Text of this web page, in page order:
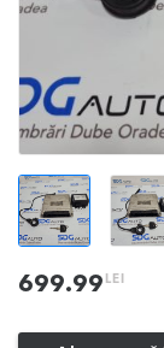
699.99 LEI